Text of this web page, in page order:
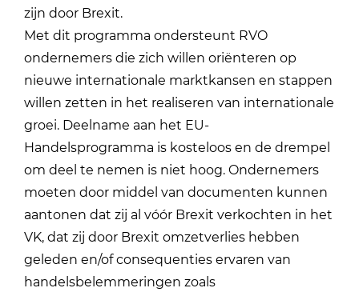
zijn door Brexit.
Met dit programma ondersteunt RVO
ondernemers die zich willen oriënteren op
nieuwe internationale marktkansen en stappen
willen zetten in het realiseren van internationale
groei. Deelname aan het EU-
Handelsprogramma is kosteloos en de drempel
om deel te nemen is niet hoog. Ondernemers
moeten door middel van documenten kunnen
aantonen dat zij al vóór Brexit verkochten in het
VK, dat zij door Brexit omzetverlies hebben
geleden en/of consequenties ervaren van
handelsbelemmeringen zoals